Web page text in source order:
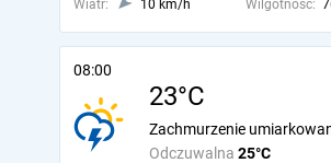
Wiatr: 10 km/h Wilgotność:
08:00
23°C
Odczuwalna 25°C
Zachmurzenie